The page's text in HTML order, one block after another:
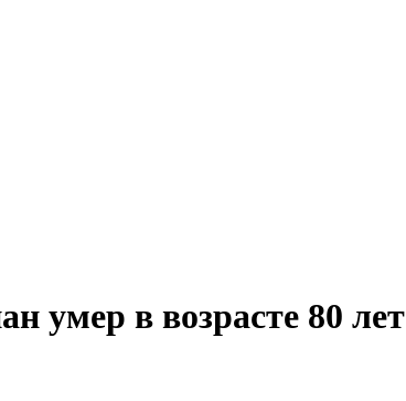
в возрасте 80 лет